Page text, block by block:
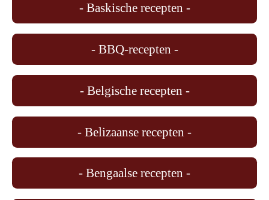
- Baskische recepten -
- BBQ-recepten -
- Belgische recepten -
- Belizaanse recepten -
- Bengaalse recepten -